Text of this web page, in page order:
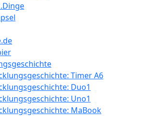
Timer A6
Duo1
Uno1
MaBook